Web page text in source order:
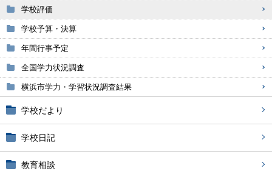
学校評価
学校予算・決算
年間行事予定
全国学力状況調査
横浜市学力・学習状況調査結果
学校だより
学校日記
教育相談